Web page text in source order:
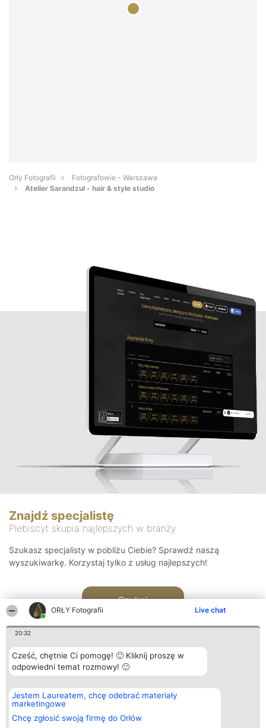
ORŁY Fotografii Live chat
20:32
Cześć, chętnie Ci pomogę! 🙂 Kliknij proszę w
odpowiedni temat rozmowy! 🙂
Jestem Laureatem, chcę odebrać materiały
marketingowe
Chcę zgłosić swoją firmę do Orłów
Orły Fotografii
Fotografowie - Warszawa
Atelier Sarandzul - hair & style studio
Znajdź specjalistę
Plebiscyt skupia najlepszych w branży
Szukasz specjalisty w pobliżu Ciebie? Sprawdź naszą
wyszukiwarkę. Korzystaj tylko z usług najlepszych!
Szukaj
Organizator plebiscytu
Bright Side Solutions sp. z o.
o. sp. k.
ul. Ruska 22
Wrocław 50-079
Plebiscyt
Laureaci
wszystkich
Laureatów
Kontakt
Kontakt